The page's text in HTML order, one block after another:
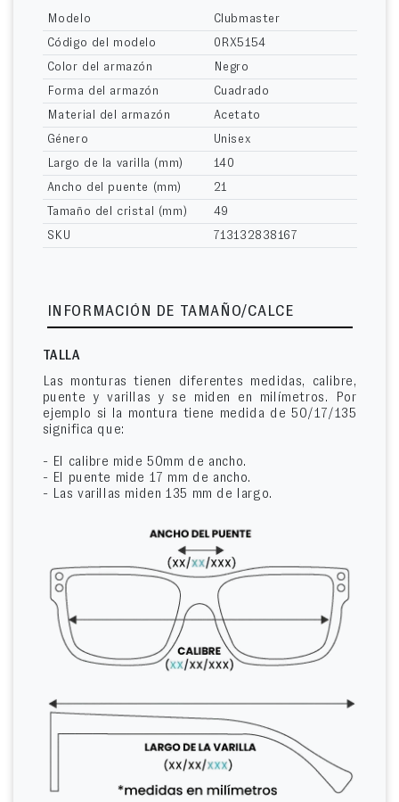
Modelo
Clubmaster
Código del modelo
0RX5154
Color del armazón
Negro
Forma del armazón
Cuadrado
Material del armazón
Acetato
Género
Unisex
Largo de la varilla (mm)
140
Ancho del puente (mm)
21
Tamaño del cristal (mm)
49
SKU
713132838167
INFORMACIÓN DE TAMAÑO/CALCE
TALLA
Las monturas tienen diferentes medidas, calibre,
puente y varillas y se miden en milímetros. Por
ejemplo si la montura tiene medida de 50/17/135
significa que:
- El calibre mide 50mm de ancho.
- El puente mide 17 mm de ancho.
- Las varillas miden 135 mm de largo.